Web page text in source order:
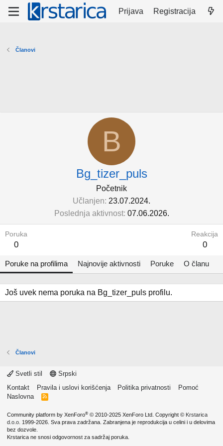
Prijava Registracija
Članovi
B
Bg_tizer_puls
Početnik
Učlanjen 23.07.2024.
Poslednja aktivnost 07.06.2026.
Poruka
0
Reakcija
0
Poruke na profilima Najnovije aktivnosti Poruke O članu
Još uvek nema poruka na Bg_tizer_puls profilu.
Članovi
Svetli stil
Srpski
Kontakt
Pravila i uslovi korišćenja Politika privatnosti
Pomoć
Naslovna
R
Community platform by XenForo® © 2010-2025 XenForo Ltd. Copyright © Krstarica
d.o.o. 1999-2026. Sva prava zadržana. Zabranjena je reprodukcija u celini i u delovima
bez dozvole.
Krstarica ne snosi odgovornost za sadržaj poruka.